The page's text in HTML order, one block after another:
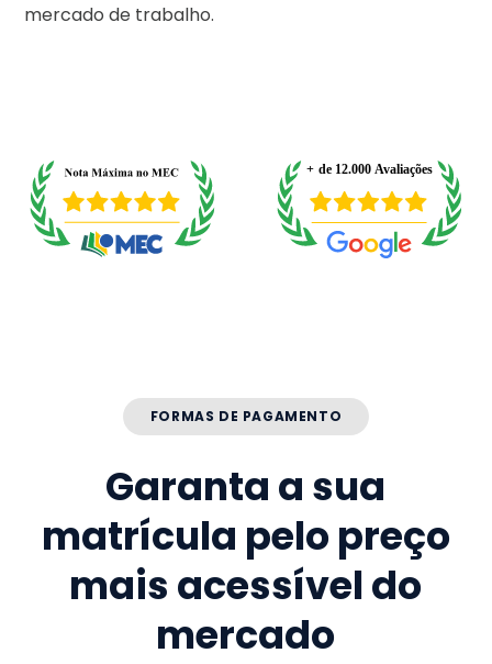
mercado de trabalho.
FORMAS DE PAGAMENTO
Garanta a sua
matrícula pelo preço
mais acessível do
mercado